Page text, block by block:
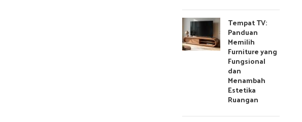
Tempat TV:
Panduan
Memilih
Furniture yang
Fungsional
dan
Menambah
Estetika
Ruangan